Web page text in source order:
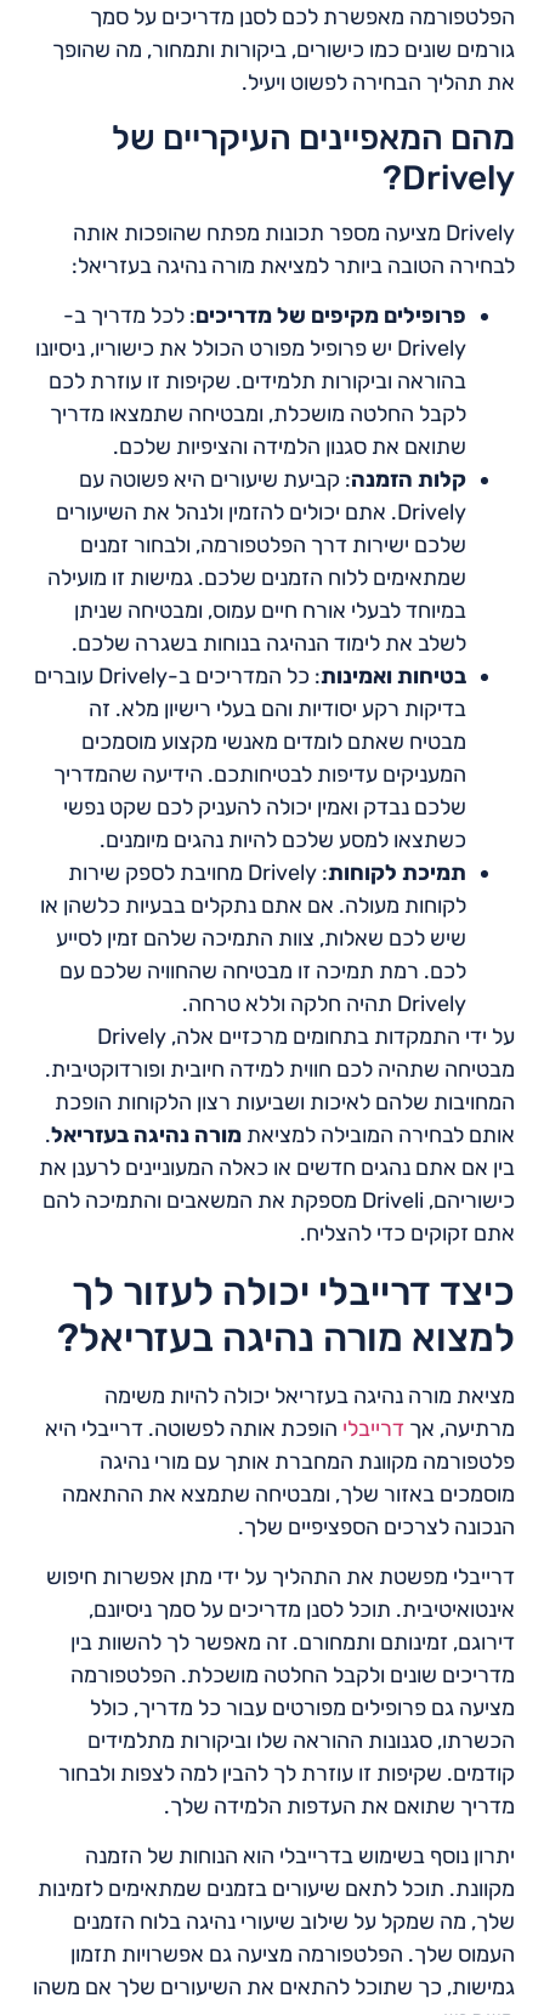
הפלטפורמה מאפשרת לכם לסנן מדריכים על סמך
גורמים שונים כמו כישורים, ביקורות ותמחור, מה שהופך
את תהליך הבחירה לפשוט ויעיל.
מהם המאפיינים העיקריים של
Drively?
Drively מציעה מספר תכונות מפתח שהופכות אותה
לבחירה הטובה ביותר למציאת מורה נהיגה בעזריאל:
פרופילים מקיפים של מדריכים: לכל מדריך ב-
Drively יש פרופיל מפורט הכולל את כישוריו, ניסיונו
בהוראה וביקורות תלמידים. שקיפות זו עוזרת לכם
לקבל החלטה מושכלת, ומבטיחה שתמצאו מדריך
שתואם את סגנון הלמידה והציפיות שלכם.
קלות הזמנה: קביעת שיעורים היא פשוטה עם
Drively. אתם יכולים להזמין ולנהל את השיעורים
שלכם ישירות דרך הפלטפורמה, ולבחור זמנים
שמתאימים ללוח הזמנים שלכם. גמישות זו מועילה
במיוחד לבעלי אורח חיים עמוס, ומבטיחה שניתן
לשלב את לימוד הנהיגה בנוחות בשגרה שלכם.
בטיחות ואמינות
: כל המדריכים ב-Drively עוברים
בדיקות רקע יסודיות והם בעלי רישיון מלא. זה
מבטיח שאתם לומדים מאנשי מקצוע מוסמכים
המעניקים עדיפות לבטיחותכם. הידיעה שהמדריך
שלכם נבדק ואמין יכולה להעניק לכם שקט נפשי
כשתצאו למסע שלכם להיות נהגים מיומנים.
תמיכת לקוחות
: Drively מחויבת לספק שירות
לקוחות מעולה. אם אתם נתקלים בבעיות כלשהן או
שיש לכם שאלות, צוות התמיכה שלהם זמין לסייע
לכם. רמת תמיכה זו מבטיחה שהחוויה שלכם עם
Drively תהיה חלקה וללא טרחה.
על ידי התמקדות בתחומים מרכזיים אלה, Drively
מבטיחה שתהיה לכם חווית למידה חיובית ופורדוקטיבית.
המחויבות שלהם לאיכות ושביעות רצון הלקוחות הופכת
אותם לבחירה המובילה למציאת מורה נהיגה בעזריאל.
בין אם אתם נהגים חדשים או כאלה המעוניינים לרענן את
כישוריהם, Driveli מספקת את המשאבים והתמיכה להם
אתם זקוקים כדי להצליח.
כיצד דרייבלי יכולה לעזור לך
למצוא מורה נהיגה בעזריאל?
מציאת מורה נהיגה בעזריאל יכולה להיות משימה
מרתיעה, אך דרייבלי הופכת אותה לפשוטה. דרייבלי היא
פלטפורמה מקוונת המחברת אותך עם מורי נהיגה
מוסמכים באזור שלך, ומבטיחה שתמצא את ההתאמה
הנכונה לצרכים הספציפיים שלך.
דרייבלי מפשטת את התהליך על ידי מתן אפשרות חיפוש
אינטואיטיבית. תוכל לסנן מדריכים על סמך ניסיונם,
דירוגם, זמינותם ותמחורם. זה מאפשר לך להשוות בין
מדריכים שונים ולקבל החלטה מושכלת. הפלטפורמה
מציעה גם פרופילים מפורטים עבור כל מדריך, כולל
הכשרתו, סגנונות ההוראה שלו וביקורות מתלמידים
קודמים. שקיפות זו עוזרת לך להבין למה לצפות ולבחור
מדריך שתואם את העדפות הלמידה שלך.
יתרון נוסף בשימוש בדרייבלי הוא הנוחות של הזמנה
מקוונת. תוכל לתאם שיעורים בזמנים שמתאימים לזמינות
שלך, מה שמקל על שילוב שיעורי נהיגה בלוח הזמנים
העמוס שלך. הפלטפורמה מציעה גם אפשרויות תזמון
גמישות, כך שתוכל להתאים את השיעורים שלך אם משהו